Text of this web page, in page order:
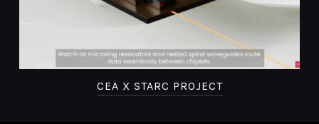
CEA X STARC PROJECT